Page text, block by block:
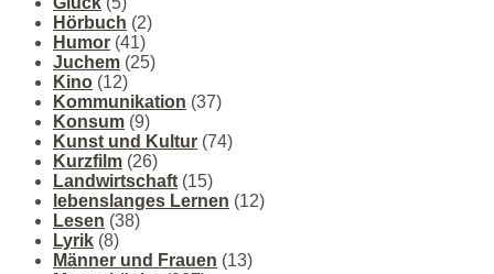
Hörbuch (2)
Humor (41)
Juchem (25)
Kino (12)
Kommunikation (37)
Konsum (9)
Kunst und Kultur (74)
Kurzfilm (26)
Landwirtschaft (15)
lebenslanges Lernen (12)
Lesen (38)
Lyrik (8)
Männer und Frauen (13)